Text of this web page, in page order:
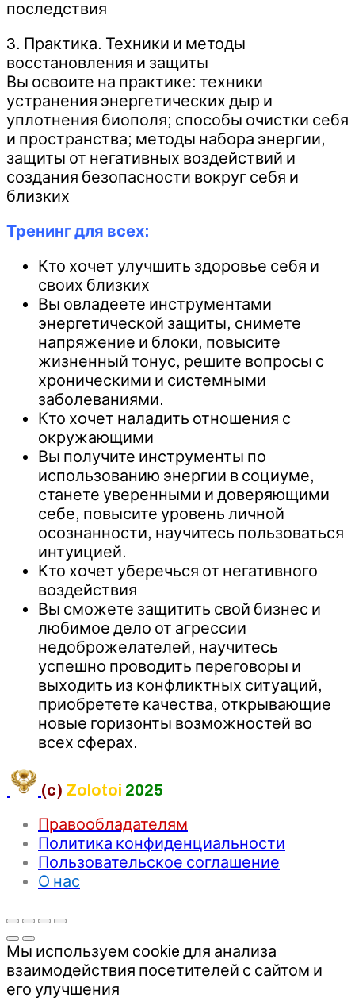
последствия
3. Практика. Техники и методы
восстановления и защиты
Вы освоите на практике: техники
устранения энергетических дыр и
уплотнения биополя; способы очистки себя
и пространства; методы набора энергии,
защиты от негативных воздействий и
создания безопасности вокруг себя и
близких
Тренинг для всех:
Кто хочет улучшить здоровье себя и
своих близких
Вы овладеете инструментами
энергетической защиты, снимете
напряжение и блоки, повысите
жизненный тонус, решите вопросы с
хроническими и системными
заболеваниями.
Кто хочет наладить отношения с
окружающими
Вы получите инструменты по
использованию энергии в социуме,
станете уверенными и доверяющими
себе, повысите уровень личной
осознанности, научитесь пользоваться
интуицией.
Кто хочет уберечься от негативного
воздействия
Вы сможете защитить свой бизнес и
любимое дело от агрессии
недоброжелателей, научитесь
успешно проводить переговоры и
выходить из конфликтных ситуаций,
приобретете качества, открывающие
новые горизонты возможностей во
всех сферах.
(c) Zolotoi 2025
Правообладателям
Политика конфиденциальности
Пользовательское соглашение
О нас
Мы используем cookie для анализа
взаимодействия посетителей с сайтом и
его улучшения